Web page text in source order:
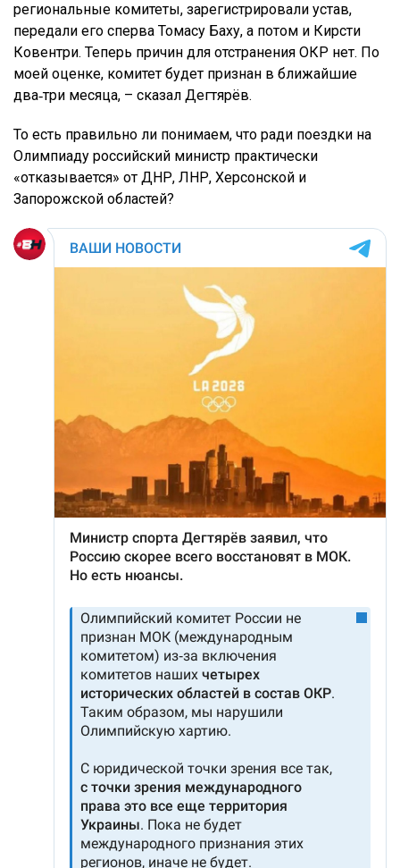
региональные комитеты, зарегистрировали устав,
передали его сперва Томасу Баху, а потом и Кирсти
Ковентри. Теперь причин для отстранения ОКР нет. По
моей оценке, комитет будет признан в ближайшие
два‑три месяца, – сказал Дегтярёв.
То есть правильно ли понимаем, что ради поездки на
Олимпиаду российский министр практически
«отказывается» от ДНР, ЛНР, Херсонской и
Запорожской областей?